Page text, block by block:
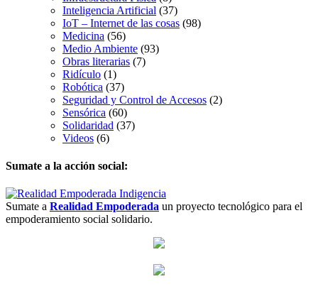
Inteligencia Artificial (37)
IoT – Internet de las cosas (98)
Medicina (56)
Medio Ambiente (93)
Obras literarias (7)
Ridículo (1)
Robótica (37)
Seguridad y Control de Accesos (2)
Sensórica (60)
Solidaridad (37)
Videos (6)
Sumate a la acción social:
Sumate a Realidad Empoderada un proyecto tecnológico para el
empoderamiento social solidario.